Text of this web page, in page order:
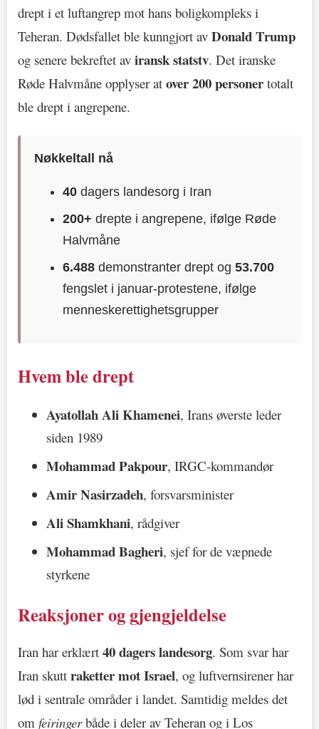
drept i et luftangrep mot hans boligkompleks i
Teheran. Dødsfallet ble kunngjort av Donald Trump
og senere bekreftet av iransk statstv. Det iranske
Røde Halvmåne opplyser at over 200 personer totalt
ble drept i angrepene.
Nøkkeltall nå
40 dagers landesorg i Iran
200+ drepte i angrepene, ifølge Røde
Halvmåne
6.488 demonstranter drept og53.700
fengslet i januar-protestene, ifølge
menneskerettighetsgrupper
Hvem ble drept
Ayatollah Ali Khamenei, Irans øverste leder
siden 1989
Mohammad Pakpour, IRGC-kommandør
Amir Nasirzadeh, forsvarsminister
Ali Shamkhani, rådgiver
Mohammad Bagheri, sjef for de væpnede
styrkene
Reaksjoner og gjengjeldelse
Iran har erklært 40 dagers landesorg. Som svar har
Iran skutt raketter mot Israel, og luftvernsirener har
lød i sentrale områder i landet. Samtidig meldes det
om feiringerbåde i deler av Teheran og i Los